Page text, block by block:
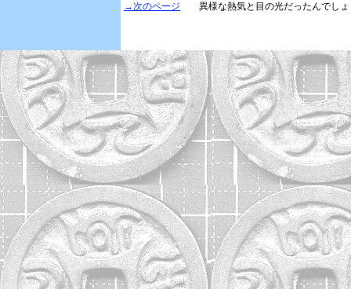
→次のページ 異様な熱気と目の光だったんでしょ